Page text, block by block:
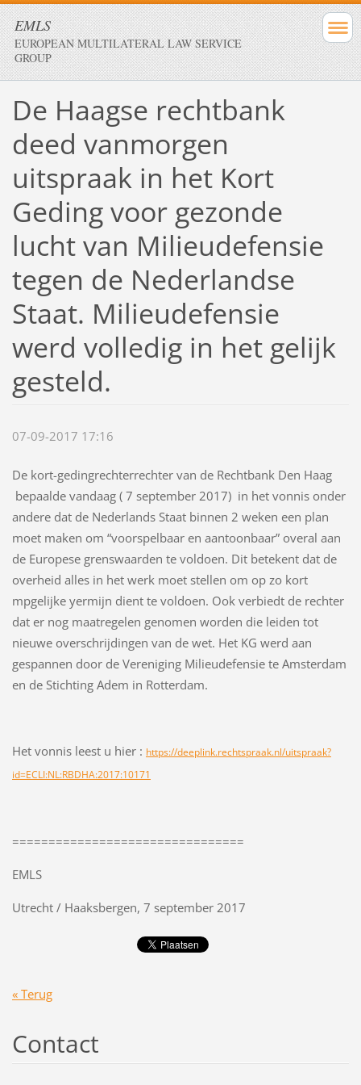
EMLS
EUROPEAN MULTILATERAL LAW SERVICE
GROUP
De Haagse rechtbank
deed vanmorgen
uitspraak in het Kort
Geding voor gezonde
lucht van Milieudefensie
tegen de Nederlandse
Staat. Milieudefensie
werd volledig in het gelijk
gesteld.
07-09-2017 17:16
De kort-gedingrechterrechter van de Rechtbank Den Haag
bepaalde vandaag ( 7 september 2017) in het vonnis onder
andere dat de Nederlands Staat binnen 2 weken een plan
moet maken om “voorspelbaar en aantoonbaar” overal aan
de Europese grenswaarden te voldoen. Dit betekent dat de
overheid alles in het werk moet stellen om op zo kort
mpgelijke yermijn dient te voldoen. Ook verbiedt de rechter
dat er nog maatregelen genomen worden die leiden tot
nieuwe overschrijdingen van de wet. Het KG werd aan
gespannen door de Vereniging Milieudefensie te Amsterdam
en de Stichting Adem in Rotterdam.
Het vonnis leest u hier : https://deeplink.rechtspraak.nl/uitspraak?
id=ECLI:NL:RBDHA:2017:10171
================================
EMLS
Utrecht / Haaksbergen, 7 september 2017
« Terug
Contact